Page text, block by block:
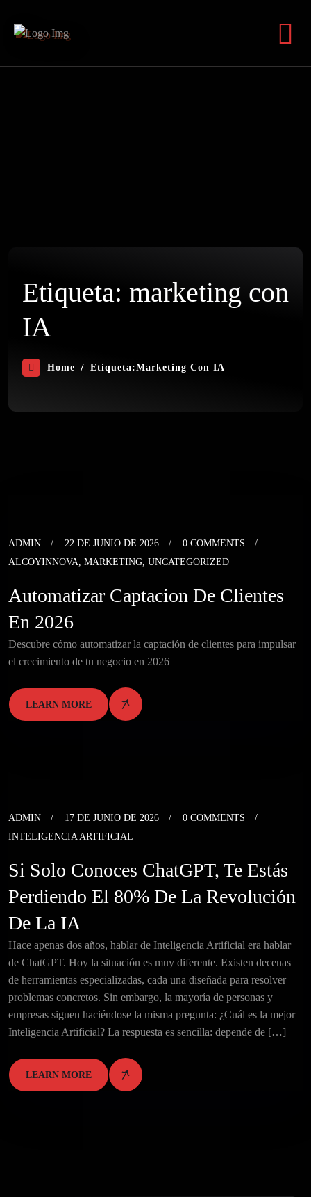
Etiqueta: marketing con
IA
Home Etiqueta:Marketing Con IA
ADMIN 22 DE JUNIO DE 2026
0 COMMENTS
ALCOYINNOVA, MARKETING, UNCATEGORIZED
Automatizar Captacion De Clientes
En 2026
Descubre cómo automatizar la captación de clientes para impulsar
el crecimiento de tu negocio en 2026
LEARN MORE
ADMIN 17 DE JUNIO DE 2026
0 COMMENTS
INTELIGENCIA ARTIFICIAL
Si Solo Conoces ChatGPT, Te Estás
Perdiendo El 80% De La Revolución
De La IA
Hace apenas dos años, hablar de Inteligencia Artificial era hablar
de ChatGPT. Hoy la situación es muy diferente. Existen decenas
de herramientas especializadas, cada una diseñada para resolver
problemas concretos. Sin embargo, la mayoría de personas y
empresas siguen haciéndose la misma pregunta: ¿Cuál es la mejor
Inteligencia Artificial? La respuesta es sencilla: depende de […]
LEARN MORE